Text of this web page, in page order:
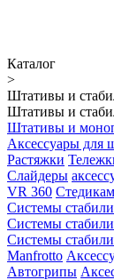
Каталог
>
Штативы и
Штативы и
Штативы и
Аксессуары для
Растяжки
Слайдеры
VR 360
Системы
Системы
Системы
Manfrotto
Автогрипы